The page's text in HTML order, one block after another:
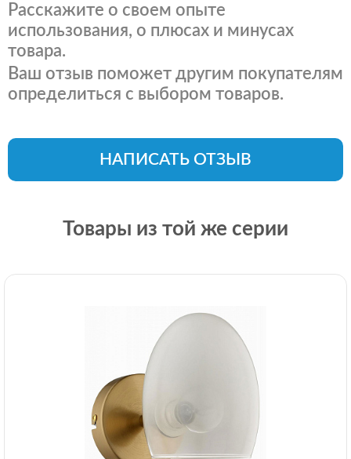
Расскажите о своем опыте
использования, о плюсах и минусах
товара.
Ваш отзыв поможет другим покупателям
определиться с выбором товаров.
НАПИСАТЬ ОТЗЫВ
Товары из той же серии